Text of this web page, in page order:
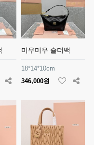
미우미우 숄더백
18*14*10cm
346,000원